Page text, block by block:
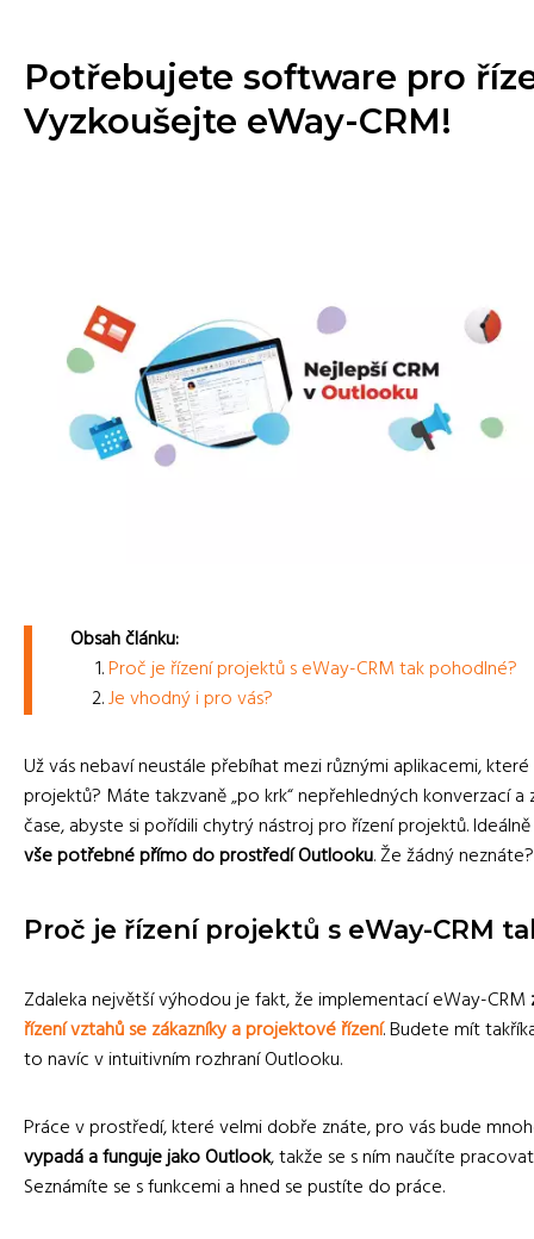
Potřebujete software pro
Vyzkoušejte eWay-CRM!
Obsah článku:
Proč je řízení projektů s eWay-CRM tak pohodlné?
Je vhodný i pro vás?
Už vás nebaví neustále přebíhat mezi různými aplikacemi,
projektů? Máte takzvaně „po krk“ nepřehledných konverzací
čase, abyste si pořídili chytrý nástroj pro řízení projektů.
vše potřebné přímo do prostředí Outlooku. Že žádný
Proč je řízení projektů s eWay-CRM
Zdaleka největší výhodou je fakt, že implementací eWay-CRM
řízení vztahů se zákazníky a projektové řízení. Budete mít
to navíc v intuitivním rozhraní Outlooku.
Práce v prostředí, které velmi dobře znáte, pro vás bude
vypadá a funguje jako Outlook, takže se s ním naučíte
Seznámíte se s funkcemi a hned se pustíte do práce.